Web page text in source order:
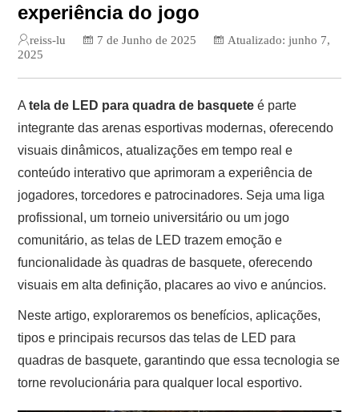
experiência do jogo
reiss-lu 7 de Junho de 2025
Atualizado: junho 7,
2025
Atela de LED para quadra de basquete é parte
integrante das arenas esportivas modernas, oferecendo
visuais dinâmicos, atualizações em tempo real e
conteúdo interativo que aprimoram a experiência de
jogadores, torcedores e patrocinadores. Seja uma liga
profissional, um torneio universitário ou um jogo
comunitário, as telas de LED trazem emoção e
funcionalidade às quadras de basquete, oferecendo
visuais em alta definição, placares ao vivo e anúncios.
Neste artigo, exploraremos os benefícios, aplicações,
tipos e principais recursos das telas de LED para
quadras de basquete, garantindo que essa tecnologia se
torne revolucionária para qualquer local esportivo.